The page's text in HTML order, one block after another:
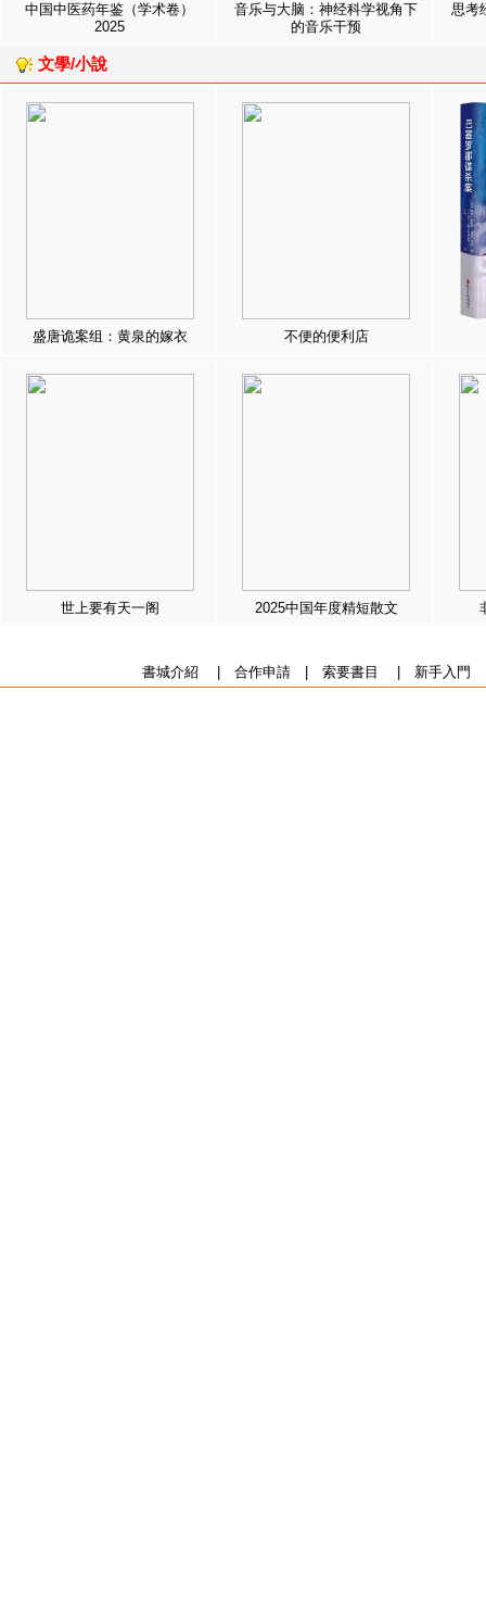
中国中医药年鉴（学术卷）
2025
音乐与大脑：神经科学视角下
的音乐干预
思考
文學/小說
盛唐诡案组：黄泉的嫁衣 不便的便利店
世上要有天一阁 2025中国年度精短散文
書城介紹 合作申請| 索要書目 新手入門